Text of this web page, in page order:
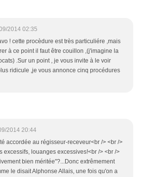
2014 02:35
! cette procèdure est très particuliére ,mais
à ce point il faut être couillon ,(j'imagine la
.Sur un point , je vous invite à le voir
ridicule ,je vous annonce cinq procédures
2014 20:44
accordée au régisseur-receveur<br /> <br />
excessifs, louanges excessives!<br /> <br />
bien méritée"?...Donc extrêmement
le disait Alphonse Allais, une fois qu'on a